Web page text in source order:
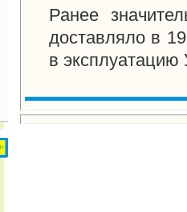
Ранее
доставляло в
в эксплуатацию